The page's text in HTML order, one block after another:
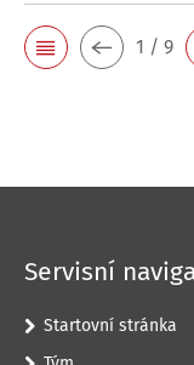
1 / 9
Servisní
Startovní stránka